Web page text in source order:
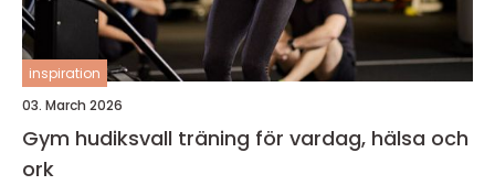
inspiration
03. March 2026
Gym hudiksvall träning för vardag, hälsa och
ork